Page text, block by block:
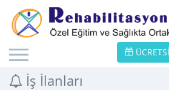
İş İlanları